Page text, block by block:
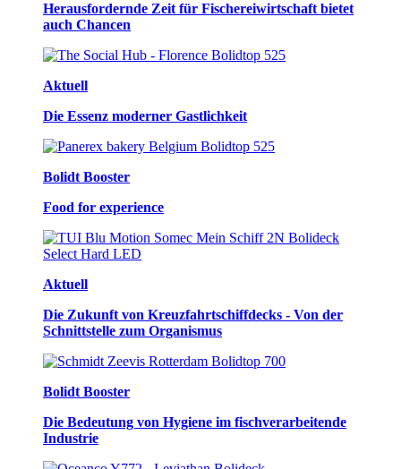
Herausfordernde Zeit für Fischereiwirtschaft bietet
auch Chancen
Aktuell
Die Essenz moderner Gastlichkeit
Bolidt Booster
Food for experience
Aktuell
Die Zukunft von Kreuzfahrtschiffdecks - Von der
Schnittstelle zum Organismus
Bolidt Booster
Die Bedeutung von Hygiene im fischverarbeitende
Industrie